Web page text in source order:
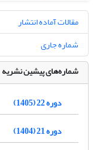
مقالات آماده انتشار
شماره جاری
شماره‌های پیشین نشریه
دوره 22 (1405)
دوره 21 (1404)